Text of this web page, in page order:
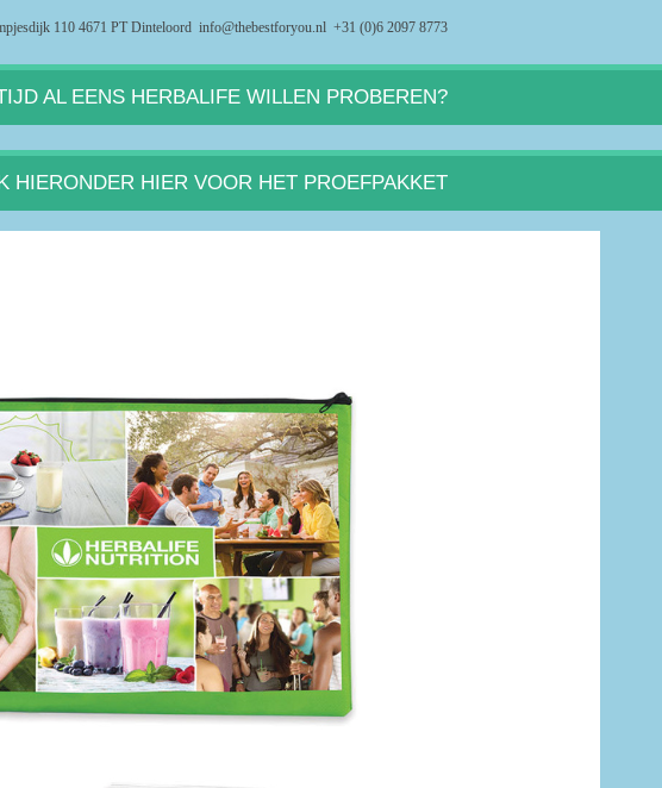
110 4671 PT Dinteloord info@thebestforyou.nl +31 (0)6 2097 8773
AL EENS HERBALIFE WILLEN PROBEREN?
HIERONDER HIER VOOR HET PROEFPAKKET